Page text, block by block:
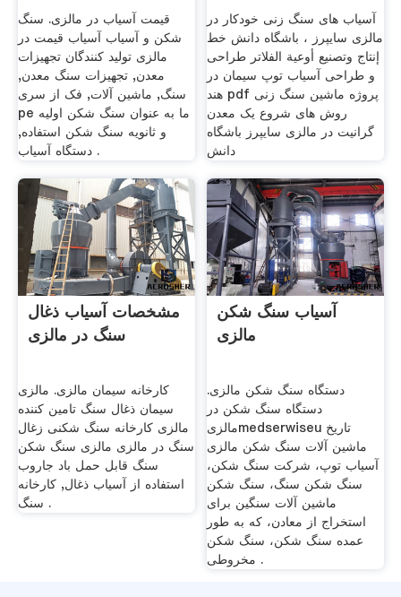
قیمت آسیاب در مالزی. سنگ
شکن و آسیاب آسیاب قیمت در
مالزی تولید کنندگان تجهیزات
معدن, تجهیزات سنگ معدن,
سنگ, ماشین آلات, فک از سری
pe ما به عنوان سنگ شکن اولیه
و ثانویه سنگ شکن استفاده,
دستگاه آسیاب .
آسیاب های سنگ زنی خودکار در
مالزی سایپرز ، باشگاه دانش خط
إنتاج وتصنيع أوعية الفلاتر طراحی
و طراحی آسیاب توپ سیمان در
هند pdf پروژه ماشین سنگ زنی
روش های شروع یک معدن
گرانیت در مالزی سایپرز باشگاه
دانش
مشخصات آسیاب ذغال
سنگ در مالزی
کارخانه سیمان مالزی. مالزی
سیمان ذغال سنگ تامین کننده
مالزی کارخانه سنگ شکنی زغال
سنگ در مالزی مالزی سنگ شکن
سنگ قابل حمل باد جاروب
استفاده از آسیاب ذغال, کارخانه
سنگ .
آسیاب سنگ شکن
مالزی
دستگاه سنگ شکن مالزی.
دستگاه سنگ شکن در
مالزیmedserwiseu تاریخ
ماشین آلات سنگ شکن مالزی
آسیاب توپ، شرکت سنگ شکن،
سنگ شکن سنگ، سنگ شکن
ماشین آلات سنگین برای
استخراج از معادن، که به طور
عمده سنگ شکن، سنگ شکن
مخروطی .